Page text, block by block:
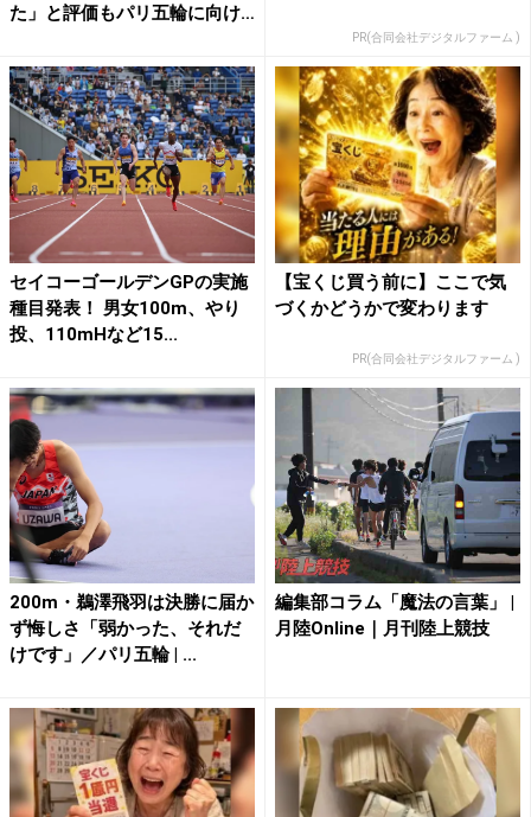
た」と評価もパリ五輪に向け
PR(合同会社デジタルファーム )
セイコーゴールデンGPの実施
種目発表！ 男女100m、やり
投、110mHなど15...
【宝くじ買う前に】ここで気
づくかどうかで変わります
PR(合同会社デジタルファーム )
200m・鵜澤飛羽は決勝に届か
ず悔しさ「弱かった、それだ
けです」／パリ五輪 | ...
編集部コラム「魔法の言葉」 |
月陸Online｜月刊陸上競技